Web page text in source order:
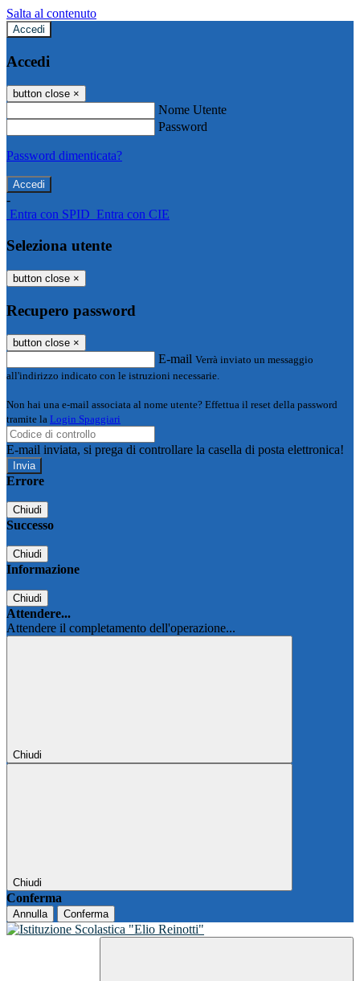
Salta al contenuto
Accedi
Accedi
button close ×
Nome Utente
Password
Password dimenticata?
-
Entra con SPID Entra con CIE
Seleziona utente
button close ×
Recupero password
button close ×
E-mail Verrà inviato un messaggio
all'indirizzo indicato con le istruzioni necessarie.
Non hai una e-mail associata al nome utente? Effettua il reset della password
tramite la Login Spaggiari
E-mail inviata, si prega di controllare la casella di posta elettronica!
Errore
Chiudi
Successo
Chiudi
Informazione
Chiudi
Attendere...
Attendere il completamento dell'operazione...
Chiudi
Chiudi
Conferma
Annulla Conferma